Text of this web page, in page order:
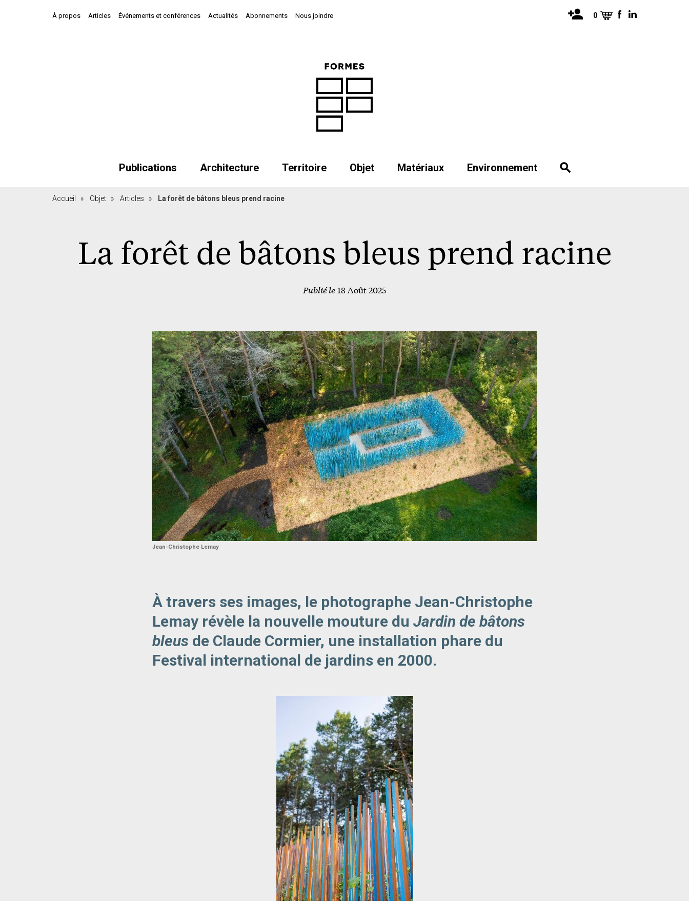
À propos Articles Événements et conférences Actualités Abonnements Nous joindre 0
Publications Architecture Territoire Objet Matériaux Environnement
Accueil » Objet » Articles » La forêt de bâtons bleus prend racine
La forêt de bâtons bleus prend racine
Publié le18 Août 2025
Jean-Christophe Lemay
À travers ses images, le photographe Jean-Christophe
Lemay révèle la nouvelle mouture du Jardin de bâtons
bleus de Claude Cormier, une installation phare du
Festival international de jardins en 2000.